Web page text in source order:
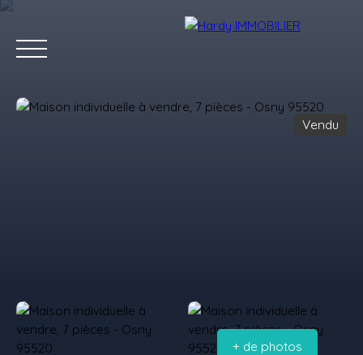
Vendu
+ de photos